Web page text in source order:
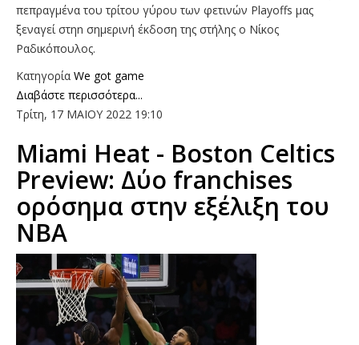
πεπραγμένα του τρίτου γύρου των φετινών Playoffs μας
ξεναγεί στηn σημερινή έκδοση της στήλης ο Νίκος
Ραδικόπουλος.
Κατηγορία We got game
Διαβάστε περισσότερα...
Τρίτη, 17 ΜΑΙΟΥ 2022 19:10
Miami Heat - Boston Celtics
Preview: Δύο franchises
ορόσημα στην εξέλιξη του
NBA